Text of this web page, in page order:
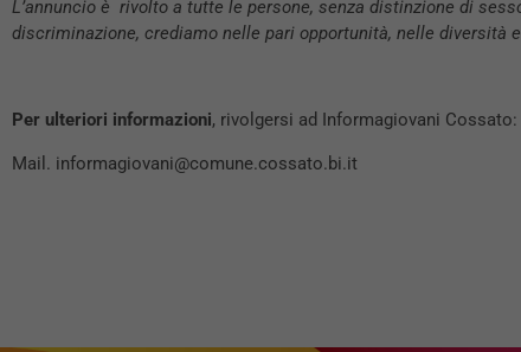
L’annuncio è rivolto a tutte le persone, senza distinzione di
discriminazione, crediamo nelle pari opportunità, nelle diversità
Per ulteriori informazioni, rivolgersi ad Informagiovani Cossato:
Mail. informagiovani@comune.cossato.bi.it